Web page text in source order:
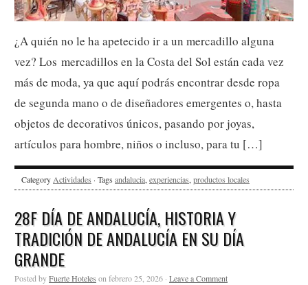
¿A quién no le ha apetecido ir a un mercadillo alguna
vez? Los mercadillos en la Costa del Sol están cada vez
más de moda, ya que aquí podrás encontrar desde ropa
de segunda mano o de diseñadores emergentes o, hasta
objetos de decorativos únicos, pasando por joyas,
artículos para hombre, niños o incluso, para tu […]
CategoryActividades · Tags andalucia,experiencias,productos locales
28F DÍA DE ANDALUCÍA, HISTORIA Y
TRADICIÓN DE ANDALUCÍA EN SU DÍA
GRANDE
Posted byFuerte Hoteles on febrero 25, 2026 · Leave a Comment